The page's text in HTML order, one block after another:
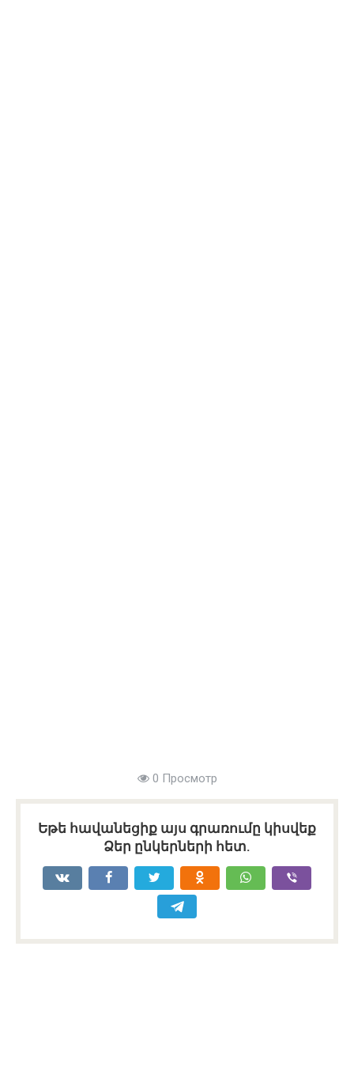
0 Просмотр
Եթե հավանեցիք այս գրառումը կիսվեք
Ձեր ընկերների հետ.